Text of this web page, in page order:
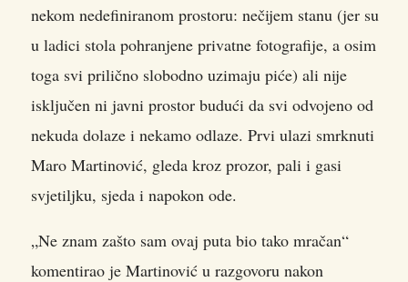
nekom nedefiniranom prostoru: nečijem stanu (jer su
u ladici stola pohranjene privatne fotografije, a osim
toga svi prilično slobodno uzimaju piće) ali nije
isključen ni javni prostor budući da svi odvojeno od
nekuda dolaze i nekamo odlaze. Prvi ulazi smrknuti
Maro Martinović, gleda kroz prozor, pali i gasi
svjetiljku, sjeda i napokon ode.
„Ne znam zašto sam ovaj puta bio tako mračan“
komentirao je Martinović u razgovoru nakon